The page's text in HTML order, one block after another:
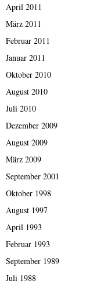
April 2011
März 2011
Februar 2011
Januar 2011
Oktober 2010
August 2010
Juli 2010
Dezember 2009
August 2009
März 2009
September 2001
Oktober 1998
August 1997
April 1993
Februar 1993
September 1989
Juli 1988